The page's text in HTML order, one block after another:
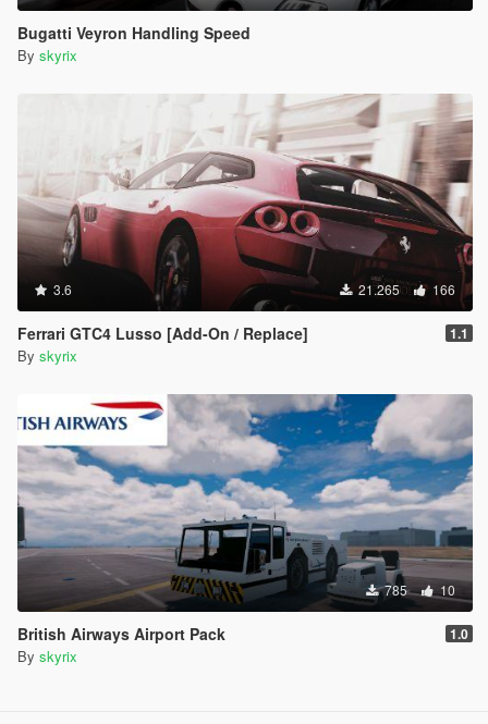
Bugatti Veyron Handling Speed
By skyrix
3.6 21.265 166
Ferrari GTC4 Lusso [Add-On / Replace] 1.1
By skyrix
785 10
British Airways Airport Pack 1.0
By skyrix